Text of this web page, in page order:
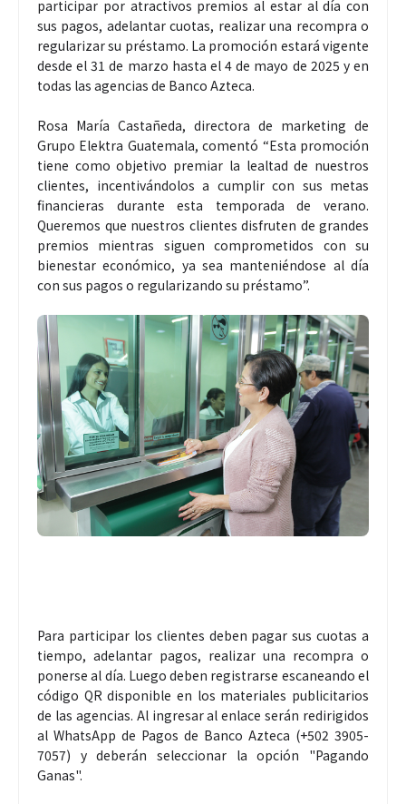
participar por atractivos premios al estar al día con
sus pagos, adelantar cuotas, realizar una recompra o
regularizar su préstamo. La promoción estará vigente
desde el 31 de marzo hasta el 4 de mayo de 2025 y en
todas las agencias de Banco Azteca.
Rosa María Castañeda, directora de marketing de
Grupo Elektra Guatemala, comentó “Esta promoción
tiene como objetivo premiar la lealtad de nuestros
clientes, incentivándolos a cumplir con sus metas
financieras durante esta temporada de verano.
Queremos que nuestros clientes disfruten de grandes
premios mientras siguen comprometidos con su
bienestar económico, ya sea manteniéndose al día
con sus pagos o regularizando su préstamo”.
Para participar los clientes deben pagar sus cuotas a
tiempo, adelantar pagos, realizar una recompra o
ponerse al día. Luego deben registrarse escaneando el
código QR disponible en los materiales publicitarios
de las agencias. Al ingresar al enlace serán redirigidos
al WhatsApp de Pagos de Banco Azteca (+502 3905-
7057) y deberán seleccionar la opción "Pagando
Ganas".